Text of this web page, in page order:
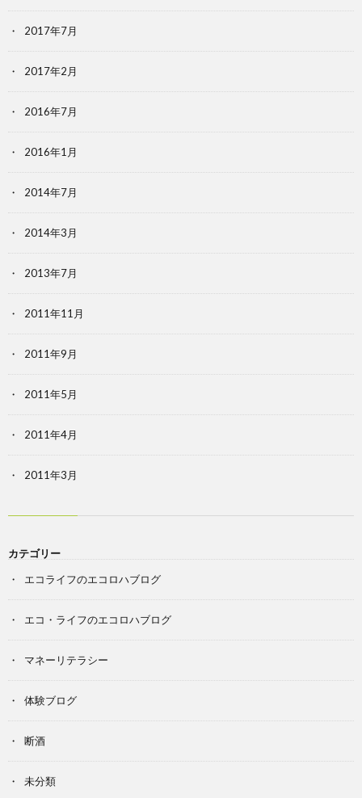
2017年7月
2017年2月
2016年7月
2016年1月
2014年7月
2014年3月
2013年7月
2011年11月
2011年9月
2011年5月
2011年4月
2011年3月
カテゴリー
エコライフのエコロハブログ
エコ・ライフのエコロハブログ
マネーリテラシー
体験ブログ
断酒
未分類